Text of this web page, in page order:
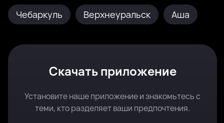
Чебаркуль Верхнеуральск Аша
Скачать приложение
Установите наше приложение и знакомьтесь с
теми, кто разделяет ваши предпочтения.